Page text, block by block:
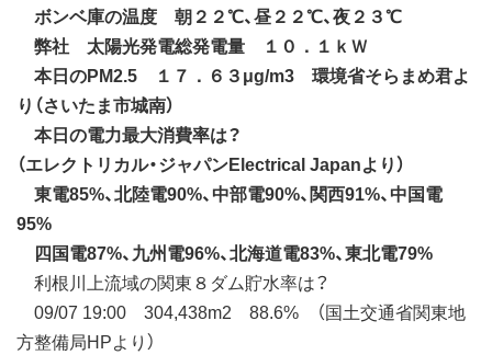
ボンベ庫の温度 朝２２℃、昼２２℃、夜２３℃
弊社 太陽光発電総発電量 １０．１ｋＷ
本日のPM2.5 １７．６３μg/m3 環境省そらまめ君よ
り（さいたま市城南）
本日の電力最大消費率は？
（エレクトリカル・ジャパンElectrical Japanより）
東電85%、北陸電90%、中部電90%、関西91%、中国電
95%
四国電87%、九州電96%、北海道電83%、東北電79%
利根川上流域の関東８ダム貯水率は？
09/07 19:00 304,438m2 88.6% （国土交通省関東地
方整備局HPより）